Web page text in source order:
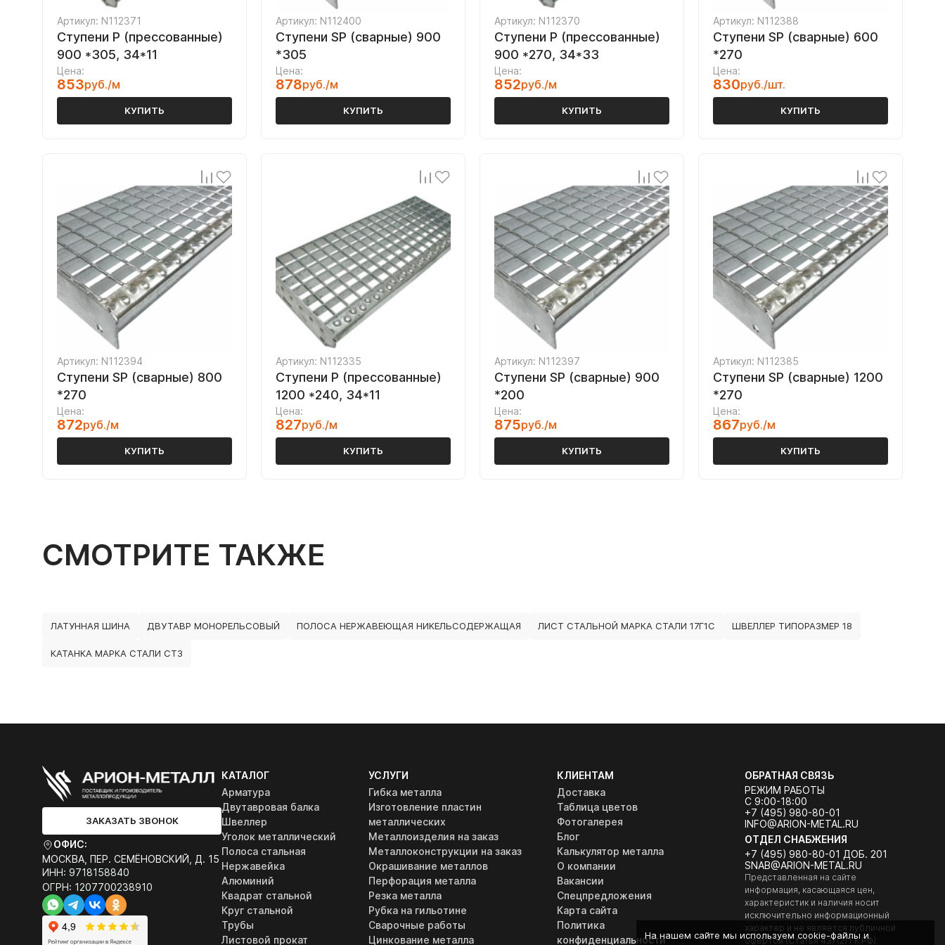
Артикул: N112371
Ступени P (прессованные)
900 *305, 34*11
Цена:
853руб./м
КУПИТЬ
Артикул: N112400
Ступени SP (сварные) 900
*305
Цена:
878руб./м
КУПИТЬ
Артикул: N112370
Ступени P (прессованные)
900 *270, 34*33
Цена:
852руб./м
КУПИТЬ
Артикул: N112388
Ступени SP (сварные) 600
*270
Цена:
830руб./шт.
КУПИТЬ
Артикул: N112394
Ступени SP (сварные) 800
*270
Цена:
872руб./м
КУПИТЬ
Артикул: N112335
Ступени P (прессованные)
1200 *240, 34*11
Цена:
827руб./м
КУПИТЬ
Артикул: N112397
Ступени SP (сварные) 900
*200
Цена:
875руб./м
КУПИТЬ
Артикул: N112385
Ступени SP (сварные) 1200
*270
Цена:
867руб./м
КУПИТЬ
СМОТРИТЕ ТАКЖЕ
ЛАТУННАЯ ШИНА ДВУТАВР МОНОРЕЛЬСОВЫЙ ПОЛОСА НЕРЖАВЕЮЩАЯ НИКЕЛЬСОДЕРЖАЩАЯ ЛИСТ СТАЛЬНОЙ МАРКА СТАЛИ 17Г1С ШВЕЛЛЕР ТИПОРАЗМЕР 18
КАТАНКА МАРКА СТАЛИ СТ3
ЗАКАЗАТЬ ЗВОНОК
ОФИС:
МОСКВА, ПЕР. СЕМЁНОВСКИЙ, Д. 15
ИНН: 9718158840
ОГРН: 1207700238910
КАТАЛОГ
Арматура
Двутавровая балка
Швеллер
Уголок металлический
Полоса стальная
Нержавейка
Алюминий
Квадрат стальной
Круг стальной
Трубы
Листовой прокат
УСЛУГИ
Гибка металла
Изготовление пластин
металлических
Металлоизделия на заказ
Металлоконструкции на заказ
Окрашивание металлов
Перфорация металла
Резка металла
Рубка на гильотине
Сварочные работы
Цинкование металла
КЛИЕНТАМ
Доставка
Таблица цветов
Фотогалерея
Блог
Калькулятор металла
О компании
Вакансии
Спецпредложения
Карта сайта
Политика
конфиденциальности
ОБРАТНАЯ СВЯЗЬ
РЕЖИМ РАБОТЫ
С 9:00-18:00
+7 (495) 980-80-01
INFO@ARION-METAL.RU
ОТДЕЛ СНАБЖЕНИЯ
+7 (495) 980-80-01 ДОБ. 201
SNAB@ARION-METAL.RU
Представленная на сайте
информация, касающаяся цен,
характеристик и наличия носит
исключительно информационный
характер и не является публичной
офертой (Статья 437(2) ГК РФ).
На нашем сайте мы используем cookie-файлы и